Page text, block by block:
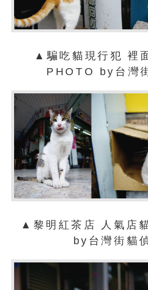
▲ 騙吃貓現行犯 裡
PHOTO by台灣
▲ 黎明紅茶店 人氣店
by台灣街貓